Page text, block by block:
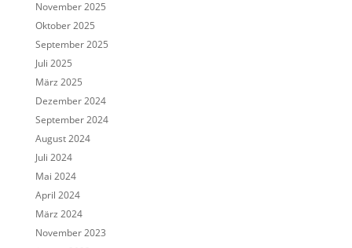
November 2025
Oktober 2025
September 2025
Juli 2025
März 2025
Dezember 2024
September 2024
August 2024
Juli 2024
Mai 2024
April 2024
März 2024
November 2023